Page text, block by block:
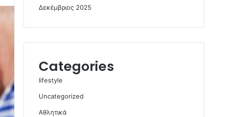
Δεκέμβριος 2025
Categories
lifestyle
Uncategorized
Αθλητικά